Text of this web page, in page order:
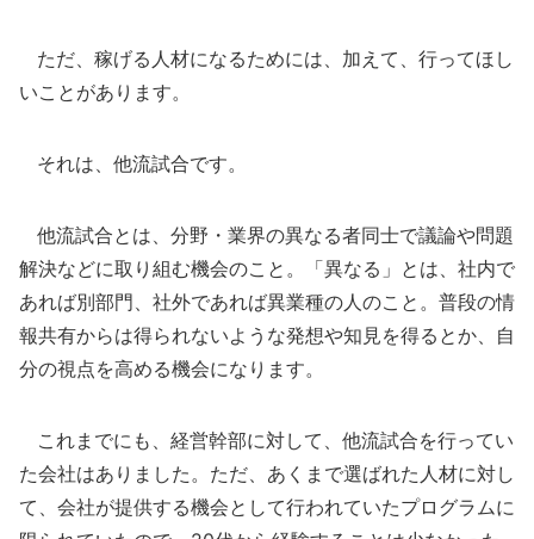
ただ、稼げる人材になるためには、加えて、行ってほし
いことがあります。
それは、他流試合です。
他流試合とは、分野・業界の異なる者同士で議論や問題
解決などに取り組む機会のこと。「異なる」とは、社内で
あれば別部門、社外であれば異業種の人のこと。普段の情
報共有からは得られないような発想や知見を得るとか、自
分の視点を高める機会になります。
これまでにも、経営幹部に対して、他流試合を行ってい
た会社はありました。ただ、あくまで選ばれた人材に対し
て、会社が提供する機会として行われていたプログラムに